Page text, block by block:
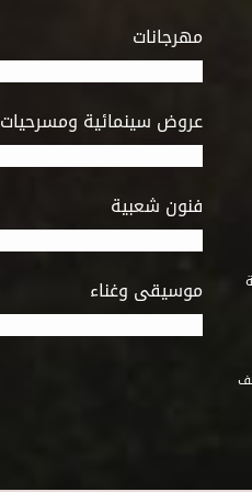
مهرجانات
عروض سينمائية ومسرحيات
فنون شعبية
موسيقى وغناء